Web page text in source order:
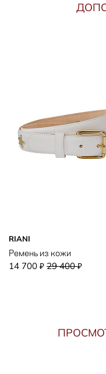
RIANI
Ремень из кожи
14 700 ₽ 29 400₽